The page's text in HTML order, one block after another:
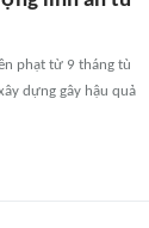
phạt từ 9 tháng tù
dựng gây hậu quả